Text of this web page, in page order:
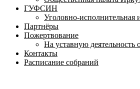
ГУФСИН
Уголовно-исполнительная
Партнёры
Пожертвование
На уставную деятельность
Контакты
Расписание собраний